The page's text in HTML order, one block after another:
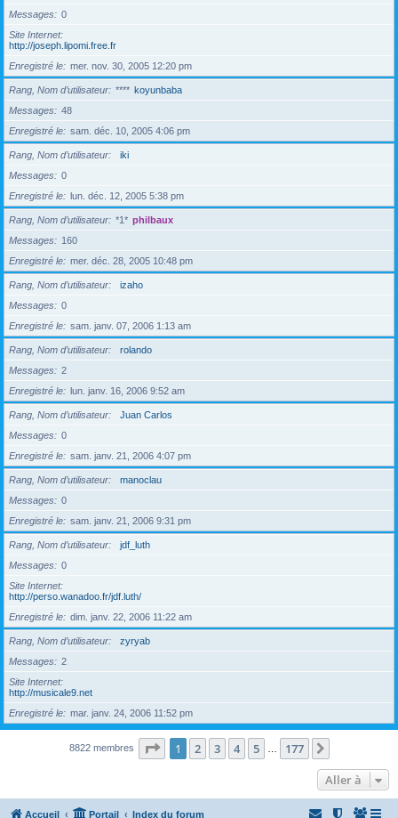
Messages
0
Site Internet
http://joseph.lipomi.free.fr
Enregistré le
mer. nov. 30, 2005 12:20 pm
Rang, Nom d’utilisateur **** koyunbaba
Messages
48
Enregistré le
sam. déc. 10, 2005 4:06 pm
Rang, Nom d’utilisateur
iki
Messages
0
Enregistré le
lun. déc. 12, 2005 5:38 pm
Rang, Nom d’utilisateur *1* philbaux
Messages
160
Enregistré le
mer. déc. 28, 2005 10:48 pm
Rang, Nom d’utilisateur
izaho
Messages
0
Enregistré le
sam. janv. 07, 2006 1:13 am
Rang, Nom d’utilisateur
rolando
Messages
2
Enregistré le
lun. janv. 16, 2006 9:52 am
Rang, Nom d’utilisateur
Juan Carlos
Messages
0
Enregistré le
sam. janv. 21, 2006 4:07 pm
Rang, Nom d’utilisateur
manoclau
Messages
0
Enregistré le
sam. janv. 21, 2006 9:31 pm
Rang, Nom d’utilisateur
jdf_luth
Messages
0
Site Internet
http://perso.wanadoo.fr/jdf.luth/
Enregistré le
dim. janv. 22, 2006 11:22 am
Rang, Nom d’utilisateur
zyryab
Messages
2
Site Internet
http://musicale9.net
Enregistré le
mar. janv. 24, 2006 11:52 pm
8822 membres Page 1sur177
1 2 3 4 5 177
Aller à
Accueil Portail Index du forum